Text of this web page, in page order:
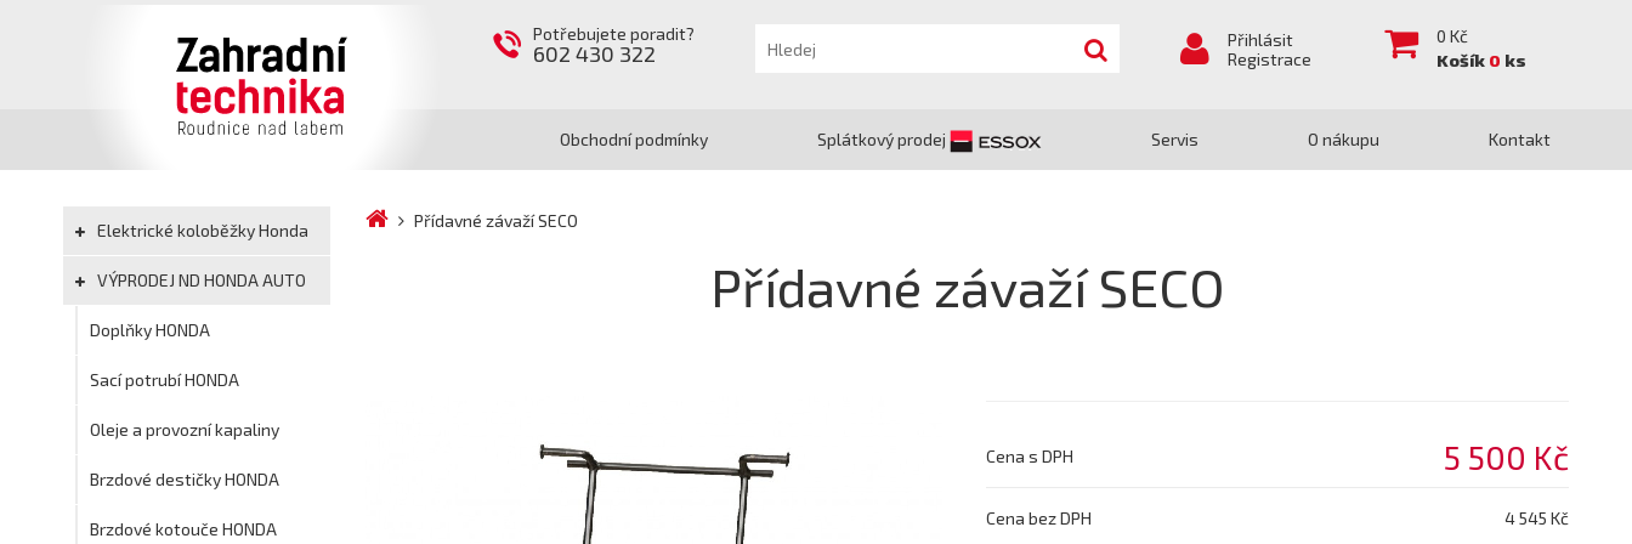
Potřebujete poradit?
602 430 322
Přihlásit
Registrace
0 Kč
Košík 0 ks
Obchodní podmínky Splátkový prodej Servis O nákupu Kontakt
Elektrické koloběžky Honda
VÝPRODEJ ND HONDA AUTO
Doplňky HONDA
Sací potrubí HONDA
Oleje a provozní kapaliny
Brzdové destičky HONDA
Brzdové kotouče HONDA
Přídavné závaží SECO
Přídavné závaží SECO
Cena s DPH 5 500 Kč
Cena bez DPH 4 545 Kč